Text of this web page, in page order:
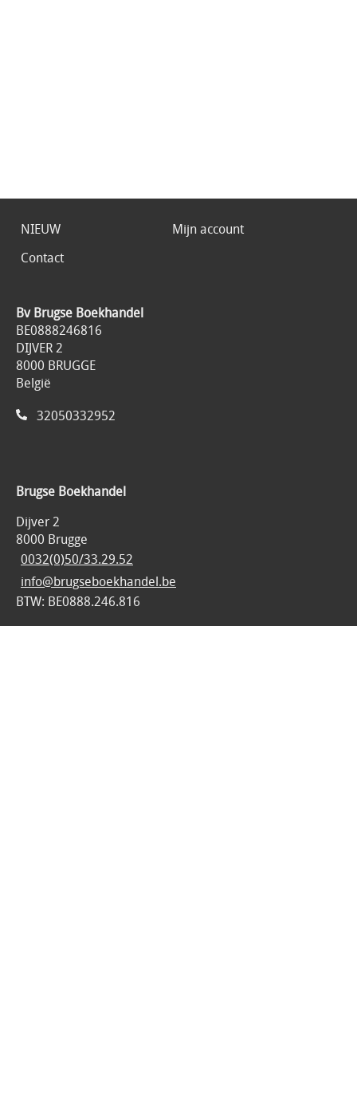
NIEUW
Mijn account
Contact
Bv Brugse Boekhandel
BE0888246816
DIJVER 2
8000 BRUGGE
België
32050332952
Brugse Boekhandel
Dijver 2
8000 Brugge
0032(0)50/33.29.52
info@brugseboekhandel.be
BTW: BE0888.246.816